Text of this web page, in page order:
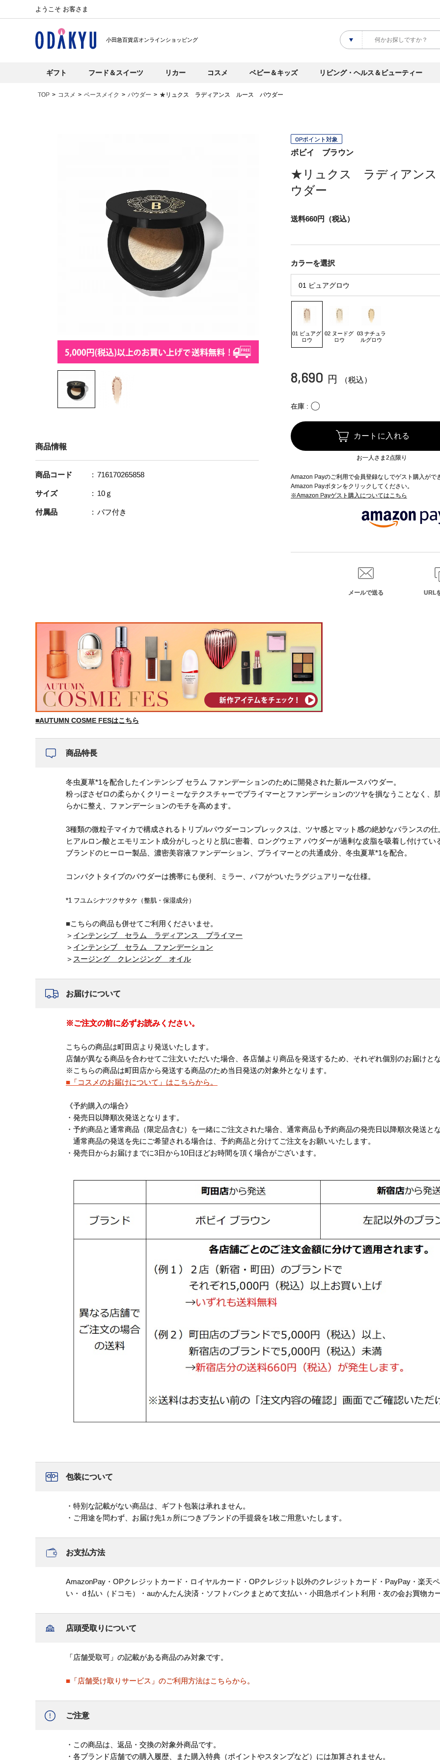
ようこそ お客さま
小田急百貨店オンラインショッピング
ギフト フード＆スイーツ リカー コスメ ベビー＆キッズ リビング・ヘルス＆ビューティー
TOP コスメ ベースメイク パウダー ★リュクス ラディアンス ルース パウダー
OPポイント対象
ボビイ ブラウン
★リュクス ラディアン
ウダー
送料660円（税込）
カラーを選択
01 ピュアグ
ロウ
02 ヌードグ
ロウ
03 ナチュラ
ルグロウ
8,690 円 （税込）
在庫 〇
カートに入れる
お一人さま2点限り
Amazon Payのご利用で会員登録なしでゲスト購入がで
Amazon Payボタンをクリックしてください。
※Amazon Payゲスト購入についてはこちら
メールで送る URL
商品情報
商品コード 716170265858
サイズ 10ｇ
付属品 パフ付き
■AUTUMN COSME FESはこちら
商品特長
冬虫夏草*1を配合したインテンシブ セラム ファンデーションのために開発された新ルースパウダー。
粉っぽさゼロの柔らかくクリーミーなテクスチャーでプライマーとファンデーションのツヤを損なうことなく、
らかに整え、ファンデーションのモチを高めます。
3種類の微粒子マイカで構成されるトリプルパウダーコンプレックスは、ツヤ感とマット感の絶妙なバランスの仕
ヒアルロン酸とエモリエント成分がしっとりと肌に密着、ロングウェア パウダーが過剰な皮脂を吸着し付けてい
ブランドのヒーロー製品、濃密美容液ファンデーション、プライマーとの共通成分、冬虫夏草*1を配合。
コンパクトタイプのパウダーは携帯にも便利、ミラー、パフがついたラグジュアリーな仕様。
*1 フユムシナツクサタケ（整肌・保湿成分）
■こちらの商品も併せてご利用くださいませ。
＞ インテンシブ セラム ラディアンス プライマー
＞ インテンシブ セラム ファンデーション
＞ スージング クレンジング オイル
お届けについて
※ご注文の前に必ずお読みください。
こちらの商品は町田店より発送いたします。
店舗が異なる商品を合わせてご注文いただいた場合、各店舗より商品を発送するため、それぞれ個別のお届けとな
※こちらの商品は町田店から発送する商品のため当日発送の対象外となります。
■「コスメのお届けについて」はこちらから。
《予約購入の場合》
・発売日以降順次発送となります。
・予約商品と通常商品（限定品含む）を一緒にご注文された場合、通常商品も予約商品の発売日以降順次発送とな
通常商品の発送を先にご希望される場合は、予約商品と分けてご注文をお願いいたします。
・発売日からお届けまでに3日から10日ほどお時間を頂く場合がございます。
包装について
・特別な記載がない商品は、ギフト包装は承れません。
・ご用途を問わず、お届け先1ヵ所につきブランドの手提袋を1枚ご用意いたします。
お支払方法
AmazonPay・OPクレジットカード・ロイヤルカード・OPクレジット以外のクレジットカード・PayPay・楽天
い・ｄ払い（ドコモ）・auかんたん決済・ソフトバンクまとめて支払い・小田急ポイント利用・友の会お買物カ
店頭受取りについて
「店舗受取可」の記載がある商品のみ対象です。
■「店舗受け取りサービス」のご利用方法はこちらから。
ご注意
・この商品は、返品・交換の対象外商品です。
・各ブランド店舗での購入履歴、また購入特典（ポイントやスタンプなど）には加算されません。